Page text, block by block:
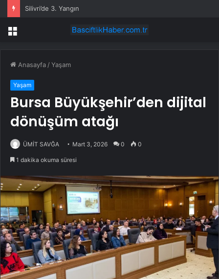
Silivri’de 3. Yangın
Menü
Anasayfa /Yaşam
Yaşam
Bursa Büyükşehir’den dijital
dönüşüm atağı
ÜMİT SAVĞA Mart 3, 2026 0 0
1 dakika okuma süresi